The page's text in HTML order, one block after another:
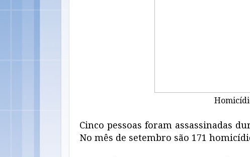
Cinco pessoas foram assassinadas
No mês de setembro são 171